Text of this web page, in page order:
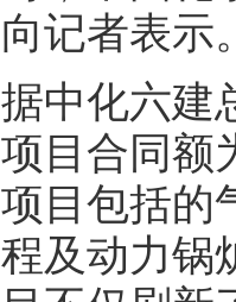
向记者表示
据中化六建
项目合同额
项目包括的
程及动力锅